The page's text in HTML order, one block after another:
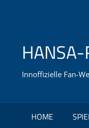
HANSA-
Innoffizielle Fan-
HOME